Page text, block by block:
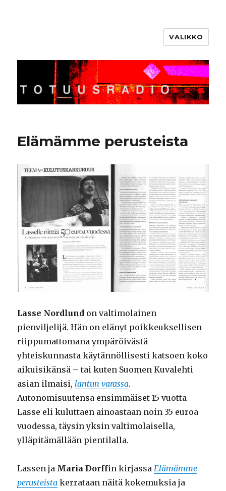
VALIKKO
Elämämme perusteista
Lasse Nordlund on valtimolainen
pienviljelijä. Hän on elänyt poikkeuksellisen
riippumattomana ympäröivästä
yhteiskunnasta käytännöllisesti katsoen koko
aikuisikänsä – tai kuten Suomen Kuvalehti
asian ilmaisi,lantun varassa.
Autonomisuutensa ensimmäiset 15 vuotta
Lasse eli kuluttaen ainoastaan noin 35 euroa
vuodessa, täysin yksin valtimolaisella,
ylläpitämällään pientilalla.
Lassen ja Maria Dorffin kirjassaElämämme
perusteista kerrataan näitä kokemuksia ja